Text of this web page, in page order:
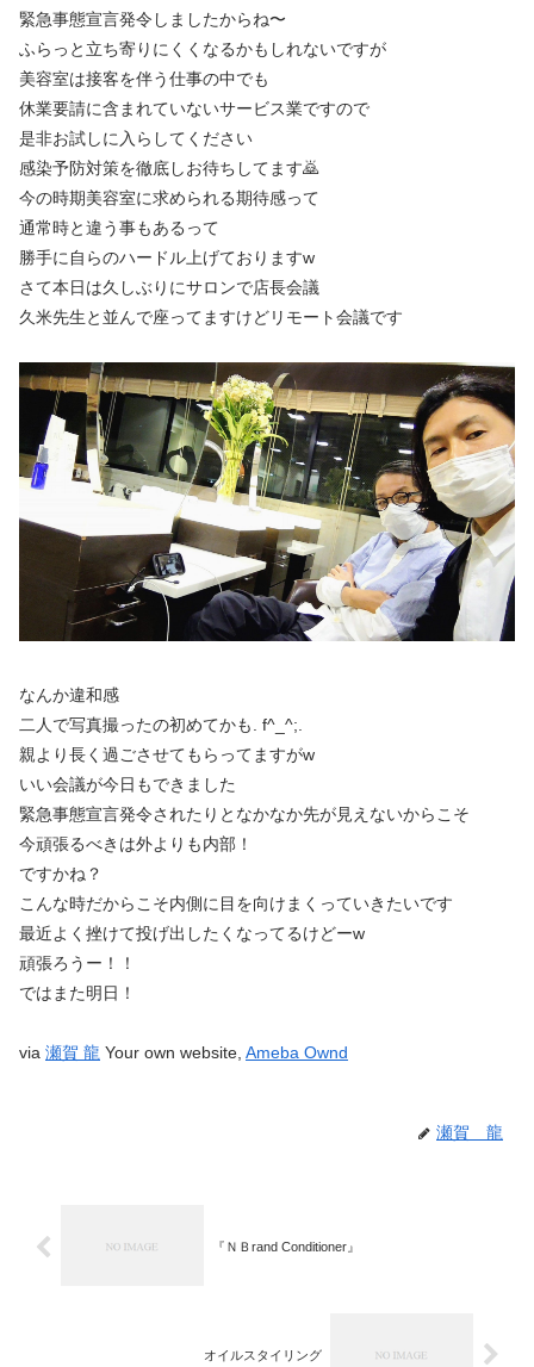
緊急事態宣言発令しましたからね〜
ふらっと立ち寄りにくくなるかもしれないですが
美容室は接客を伴う仕事の中でも
休業要請に含まれていないサービス業ですので
是非お試しに入らしてください
感染予防対策を徹底しお待ちしてます🙇
今の時期美容室に求められる期待感って
通常時と違う事もあるって
勝手に自らのハードル上げておりますw
さて本日は久しぶりにサロンで店長会議
久米先生と並んで座ってますけどリモート会議です
なんか違和感
二人で写真撮ったの初めてかも. f^_^;.
親より長く過ごさせてもらってますがw
いい会議が今日もできました
緊急事態宣言発令されたりとなかなか先が見えないからこそ
今頑張るべきは外よりも内部！
ですかね？
こんな時だからこそ内側に目を向けまくっていきたいです
最近よく挫けて投げ出したくなってるけどーw
頑張ろうー！！
ではまた明日！
via 瀬賀 龍 Your own website, Ameba Ownd
瀬賀 龍
『ＮＢrand Conditioner』
オイルスタイリング